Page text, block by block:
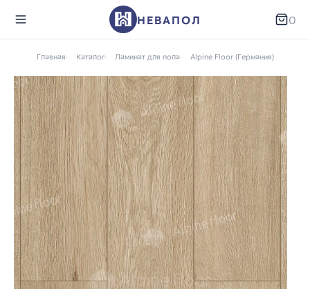
НЕВАПОЛ 0
Главная Каталог Ламинат для пола Alpine Floor (Германия)